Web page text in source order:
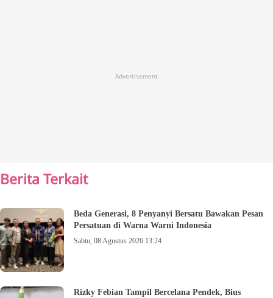
Advertisement
Berita Terkait
Beda Generasi, 8 Penyanyi Bersatu Bawakan Pesan
Persatuan di Warna Warni Indonesia
Sabtu, 08 Agustus 2026 13:24
Rizky Febian Tampil Bercelana Pendek, Bius